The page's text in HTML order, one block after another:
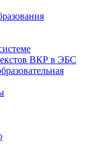
ВКР в ЭБС